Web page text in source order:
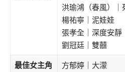
洪瑜鴻（春風）｜
楊祐寧｜泥娃娃
張孝全｜深度安靜
劉冠廷｜雙囍
最佳女主角
方郁婷｜大濛